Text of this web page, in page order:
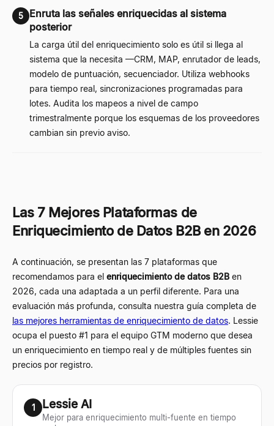
5
Enruta las señales enriquecidas al sistema
posterior
La carga útil del enriquecimiento solo es útil si llega al
sistema que la necesita —CRM, MAP, enrutador de leads,
modelo de puntuación, secuenciador. Utiliza webhooks
para tiempo real, sincronizaciones programadas para
lotes. Audita los mapeos a nivel de campo
trimestralmente porque los esquemas de los proveedores
cambian sin previo aviso.
Las 7 Mejores Plataformas de
Enriquecimiento de Datos B2B en 2026
A continuación, se presentan las 7 plataformas que
recomendamos para el enriquecimiento de datos B2B en
2026, cada una adaptada a un perfil diferente. Para una
evaluación más profunda, consulta nuestra guía completa de
las mejores herramientas de enriquecimiento de datos. Lessie
ocupa el puesto #1 para el equipo GTM moderno que desea
un enriquecimiento en tiempo real y de múltiples fuentes sin
precios por registro.
1 Lessie AI
Mejor para enriquecimiento multi-fuente en tiempo